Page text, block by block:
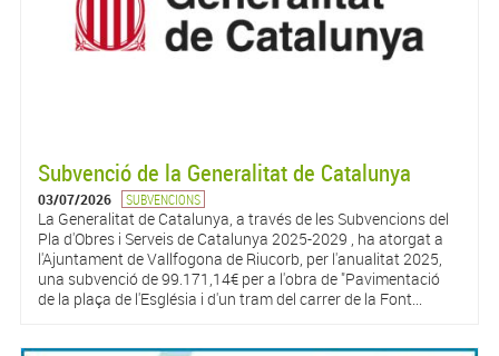
Subvenció de la Generalitat de Catalunya
03/07/2026 SUBVENCIONS
La Generalitat de Catalunya, a través de les Subvencions del
Pla d'Obres i Serveis de Catalunya 2025-2029 , ha atorgat a
l'Ajuntament de Vallfogona de Riucorb, per l'anualitat 2025,
una subvenció de 99.171,14€ per a l'obra de "Pavimentació
de la plaça de l'Església i d'un tram del carrer de la Font...